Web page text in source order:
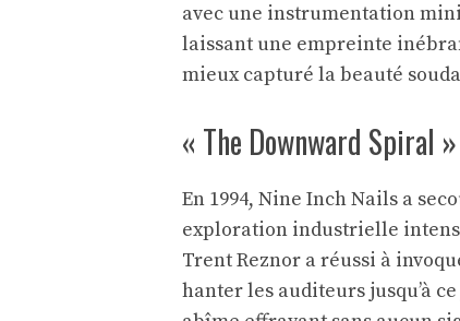
avec une instrumentation
laissant une empreinte
mieux capturé la beauté
« The Downward Spiral
En 1994, Nine Inch Nails a
exploration industrielle
Trent Reznor a réussi à
hanter les auditeurs jusqu’à